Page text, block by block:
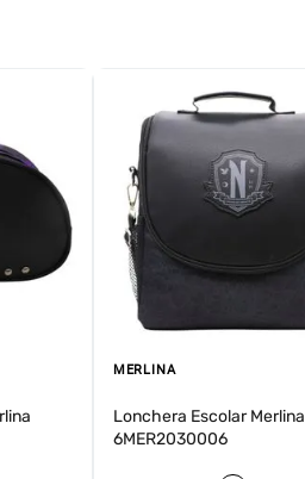
MERLINA
Lonchera Escolar Merlina
6MER2030006